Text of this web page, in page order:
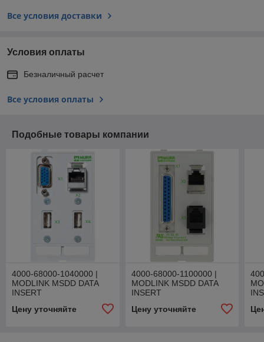
Все условия доставки
Условия оплаты
Безналичный расчет
Все условия оплаты
Подобные товары компании
4000-68000-1040000 |
MODLINK MSDD DATA
INSERT
Цену уточняйте
4000-68000-1100000 |
MODLINK MSDD DATA
INSERT
Цену уточняйте